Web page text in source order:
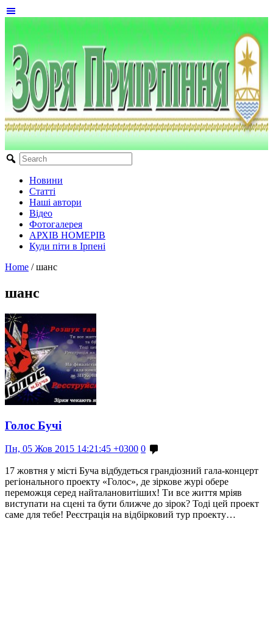
Новини
Статті
Наші автори
Відео
Фотогалерея
АРХІВ НОМЕРІВ
Куди піти в Ірпені
Home / шанс
шанс
Голос Бучі
Пн, 05 Жов 2015 14:21:45 +0300 0
17 жовтня у місті Буча відбудеться грандіозний гала-концерт
регіонального проекту «Голос», де зіркове журі обере
переможця серед найталановитіших! Ти все життя мріяв
виступати на сцені та бути ближче до зірок? Тоді цей проект
саме для тебе! Реєстрація на відбірковий тур проекту…